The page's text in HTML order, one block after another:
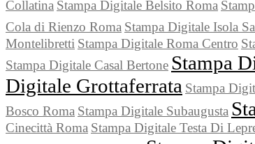
Collatina Stampa Digitale Belsito Roma
Cola di Rienzo Roma Stampa Digitale Isola
Montelibretti Stampa Digitale Roma Centro
Stampa Digitale Casal Bertone Stampa
Digitale Grottaferrata Stampa
Bosco Roma Stampa Digitale Subaugusta
Cinecittà Roma Stampa Digitale Testa Di